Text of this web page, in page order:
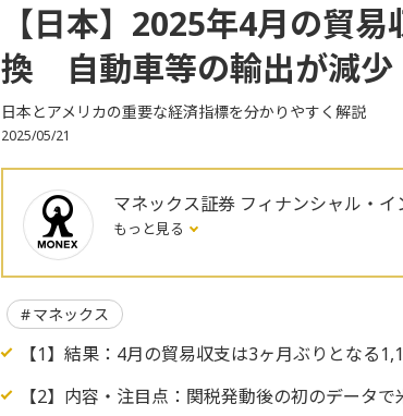
【日本】2025年4月の貿
換 自動車等の輸出が減少
日本とアメリカの重要な経済指標を分かりやすく解説
2025/05/21
マネックス証券 フィナンシャル・
もっと見る
マネックス
【1】結果：4月の貿易収支は3ヶ月ぶりとなる
【2】内容・注目点：関税発動後の初のデータ